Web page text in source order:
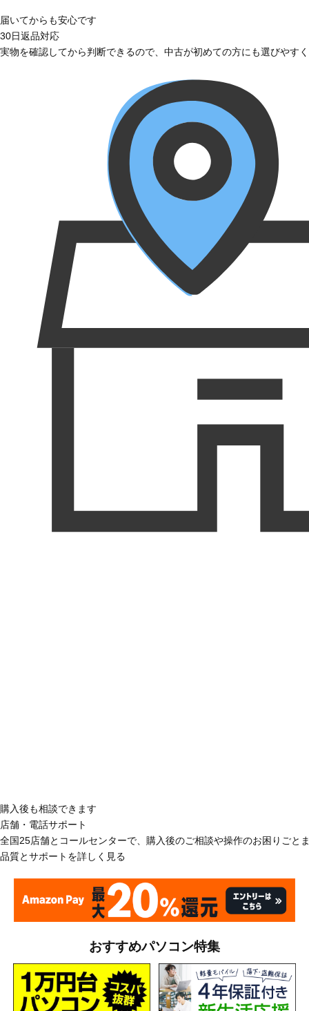
届いてからも安心です
30日返品対応
実物を確認してから判断できるので、中古が初めての方にも選びやす
購入後も相談できます
店舗・電話サポート
全国25店舗とコールセンターで、購入後のご相談や操作のお困りごと
品質とサポートを詳しく見る
おすすめパソコン特集